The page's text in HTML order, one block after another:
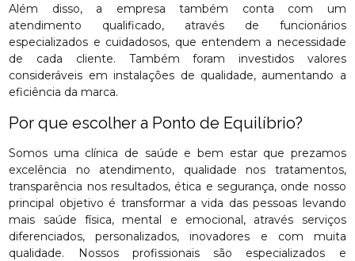
Além disso, a empresa também conta com um
atendimento qualificado, através de funcionários
especializados e cuidadosos, que entendem a necessidade
de cada cliente. Também foram investidos valores
consideráveis em instalações de qualidade, aumentando a
eficiência da marca.
Por que escolher a Ponto de Equilíbrio?
Somos uma clínica de saúde e bem estar que prezamos
excelência no atendimento, qualidade nos tratamentos,
transparência nos resultados, ética e segurança, onde nosso
principal objetivo é transformar a vida das pessoas levando
mais saúde física, mental e emocional, através serviços
diferenciados, personalizados, inovadores e com muita
qualidade. Nossos profissionais são especializados e